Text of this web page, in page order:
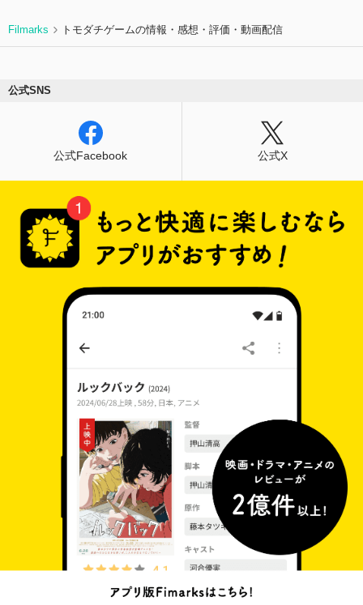
Filmarks トモダチゲームの情報・感想・評価・動画配信
公式SNS
公式Facebook 公式X